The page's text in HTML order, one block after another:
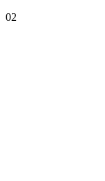
02